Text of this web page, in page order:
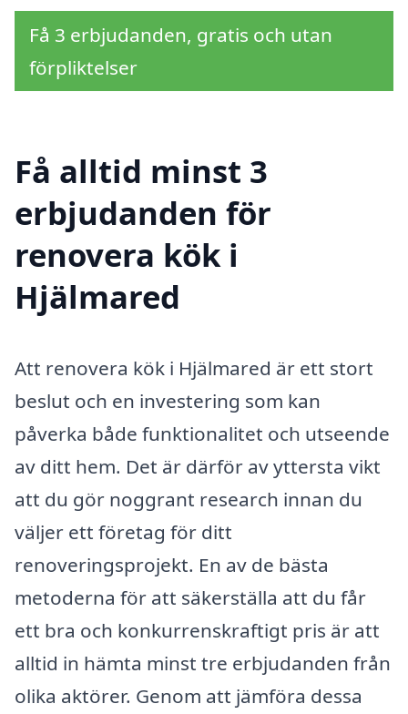
Få 3 erbjudanden, gratis och utan
förpliktelser
Få alltid minst 3
erbjudanden för
renovera kök i
Hjälmared
Att renovera kök i Hjälmared är ett stort
beslut och en investering som kan
påverka både funktionalitet och utseende
av ditt hem. Det är därför av yttersta vikt
att du gör noggrant research innan du
väljer ett företag för ditt
renoveringsprojekt. En av de bästa
metoderna för att säkerställa att du får
ett bra och konkurrenskraftigt pris är att
alltid in hämta minst tre erbjudanden från
olika aktörer. Genom att jämföra dessa